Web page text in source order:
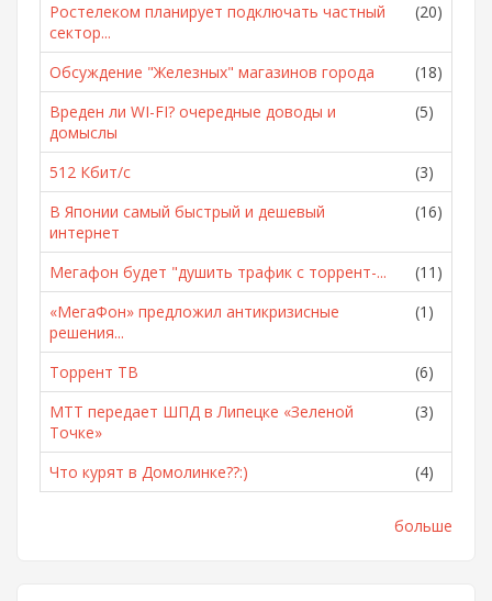
Ростелеком планирует подключать частный
сектор...
(20)
Обсуждение "Железных" магазинов города
(18)
Вреден ли WI-FI? очередные доводы и
домыслы
(5)
512 Кбит/с
(3)
В Японии самый быстрый и дешевый
интернет
(16)
Мегафон будет "душить трафик с торрент-...
(11)
«МегаФон» предложил антикризисные
решения...
(1)
Торрент ТВ
(6)
МТТ передает ШПД в Липецке «Зеленой
Точке»
(3)
Что курят в Домолинке??:) (4)
больше